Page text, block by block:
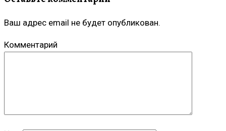
Ваш адрес email не будет опубликован.
Комментарий